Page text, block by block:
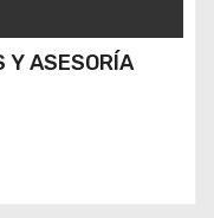
Y ASESORÍA